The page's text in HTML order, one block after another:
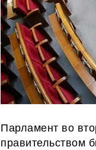
Парламент во
правительством